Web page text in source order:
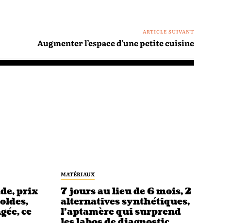
ARTICLE SUIVANT
Augmenter l’espace d’une petite cuisine
prix
ce
MATÉRIAUX
7 jours au lieu de 6 mois, 2
alternatives synthétiques,
l’aptamère qui surprend